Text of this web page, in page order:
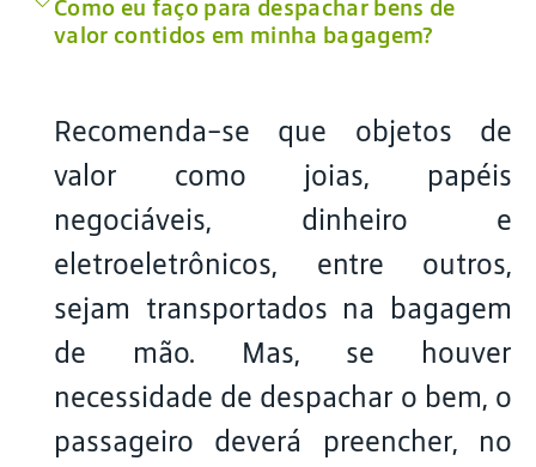
Como eu faço para despachar bens de
valor contidos em minha bagagem?
Recomenda-se que objetos de
valor como joias, papéis
negociáveis, dinheiro e
eletroeletrônicos, entre outros,
sejam transportados na bagagem
de mão. Mas, se houver
necessidade de despachar o bem, o
passageiro deverá preencher, no